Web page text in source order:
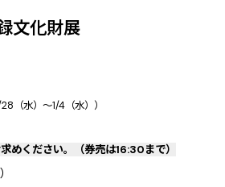
文化財展
（水）～1/4（水））
めください。（券売は16:30まで）